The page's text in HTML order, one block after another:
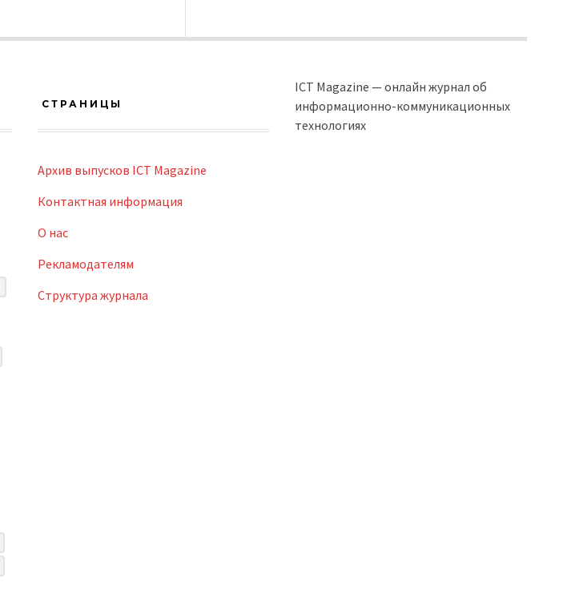
СТРАНИЦЫ
Архив выпусков ICT Magazine
Контактная информация
О нас
Рекламодателям
Структура журнала
ICT Magazine — онлайн журнал об
информационно-коммуникационных
технологиях